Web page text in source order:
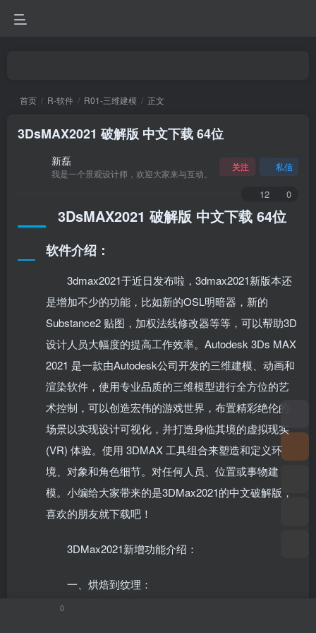
首页 R-软件 R01-三维建模 正文
3DsMAX2021 破解版 中文下载 64位
新磊
我是一个景观设计师，欢迎大家来与互动。
关注 私信
12 0
3DsMAX2021 破解版 中文下载 64位
软件介绍：
3dmax2021于近日发布啦，3dmax2021新版本还
是增加不少的功能，比如新的OSL明暗器，新的
Substance2 贴图，加权法线修改器等等，可以帮助3D
设计人员大幅度的提高工作效率。Autodesk 3Ds MAX
2021 是一款由Autodesk公司开发的三维建模、动画和
渲染软件，使用专业品质的三维模型进行全方位的艺
术控制，可以创造宏伟的游戏世界，布置精彩绝伦的
场景以实现设计可视化，并打造身临其境的虚拟现实
(VR) 体验。使用 3DMAX 工具组合来塑造和定义环
境、对象和角色细节。对任何人员、位置或事物建
模。小编给大家带来的是3DMax2021的中文破解版，
喜欢的朋友就下载吧！
3DMax2021新增功能介绍：
一、烘焙到纹理：
0